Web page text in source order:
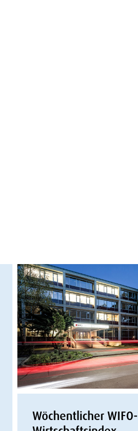
Wöchentlicher WIFO-